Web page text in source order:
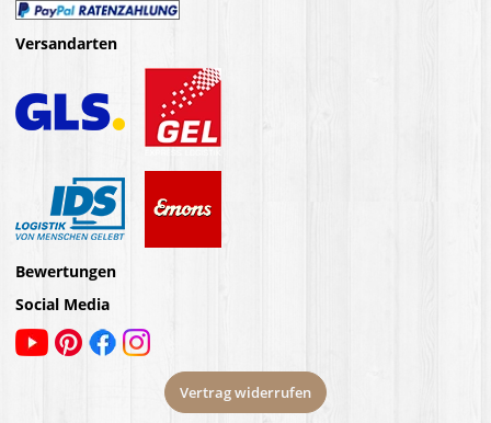
Versandarten
Bewertungen
Social Media
Vertrag widerrufen